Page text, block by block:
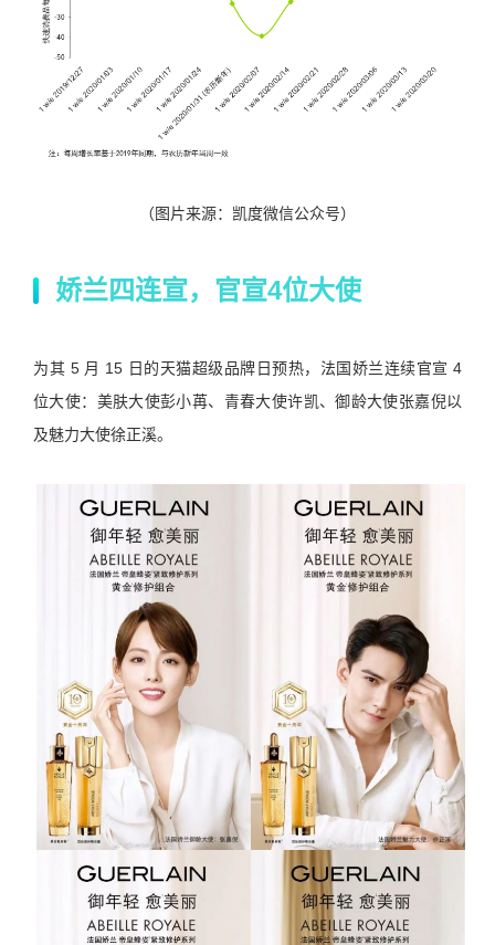
（图片来源：凯度微信公众号）
娇兰四连宣，官宣4位大使
为其 5 月 15 日的天猫超级品牌日预热， 法国娇兰连续官宣 4
位大使：美肤大使彭小苒、青春大使许凯、御龄大使张嘉倪以
及魅力大使徐正溪。